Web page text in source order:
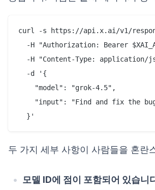
curl -s https://api.x.ai/v1/
-H "Authorization: Bearer
-H "Content-Type: application/
  -d '{
    "model": "grok-4.5",
"input": "Find and fix the
두 가지 세부 사항이 사람들을 혼란
모델 ID에 점이 포함되어 있습니